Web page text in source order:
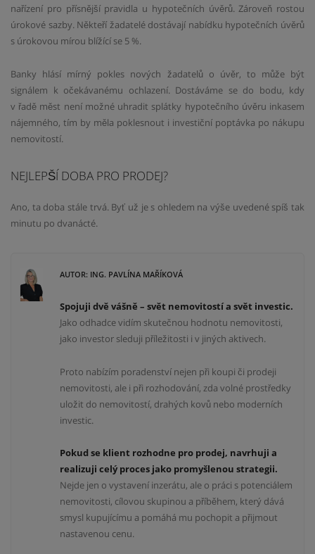
nařízení pro přísnější pravidla u hypotečních úvěrů. Zároveň rostou
úrokové sazby. Někteří žadatelé dostávají nabídku hypotečních úvěrů
s úrokovou mírou blížící se 5 %.
Banky hlásí mírný pokles nových žadatelů o úvěr, to může být
signálem k očekávanému ochlazení. Dostáváme se do bodu, kdy
v řadě měst není možné uhradit splátky hypotečního úvěru inkasem
nájemného, tím by měla poklesnout i investiční poptávka po nákupu
nemovitostí.
NEJLEPŠÍ DOBA PRO PRODEJ?
Ano, ta doba stále trvá. Byť už je s ohledem na výše uvedené spíš tak
minutu po dvanácté.
AUTOR: ING. PAVLÍNA MAŘÍKOVÁ
Spojuji dvě vášně – svět nemovitostí a svět investic.
Jako odhadce vidím skutečnou hodnotu nemovitosti,
jako investor sleduji příležitosti i v jiných aktivech.
Proto nabízím poradenství nejen při koupi či prodeji
nemovitosti, ale i při rozhodování, zda volné prostředky
uložit do nemovitostí, drahých kovů nebo moderních
investic.
Pokud se klient rozhodne pro prodej, navrhuji a
realizuji celý proces jako promyšlenou strategii.
Nejde jen o vystavení inzerátu, ale o práci s potenciálem
nemovitosti, cílovou skupinou a příběhem, který dává
smysl kupujícímu a pomáhá mu pochopit a přijmout
nastavenou cenu.